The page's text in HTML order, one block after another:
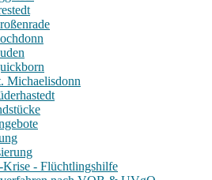
Michaelisdonn
Krise - Flüchtlingshilfe